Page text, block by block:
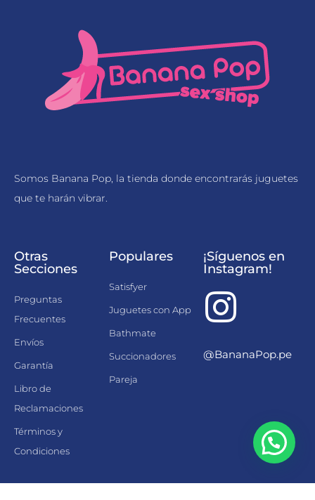
Somos Banana Pop, la tienda donde encontrarás juguetes
que te harán vibrar.
Otras
Secciones
Preguntas
Frecuentes
Envíos
Garantía
Libro de
Reclamaciones
Términos y
Condiciones
Populares
Satisfyer
Juguetes con App
Bathmate
Succionadores
Pareja
¡Síguenos en
Instagram!
@BananaPop.pe